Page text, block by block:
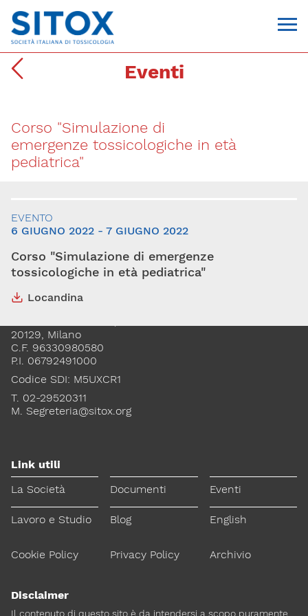
20129, Milano
C.F. 96330980580
T. 02-29520311
segreteria@sitox.org
Eventi
Corso "Simulazione di
emergenze tossicologiche in età
pediatrica"
EVENTO
6 GIUGNO 2022 - 7 GIUGNO 2022
Corso "Simulazione di emergenze
tossicologiche in età pediatrica"
Locandina
20129, Milano
C.F. 96330980580
P.I. 06792491000
Codice SDI: M5UXCR1
T. 02-29520311
M. Segreteria@sitox.org
Link utili
La Società
Documenti Eventi
Lavoro e Studio Blog English
Cookie Policy Privacy Policy Archivio
Disclaimer
Il contenuto di questo sito è da intendersi a scopo puramente